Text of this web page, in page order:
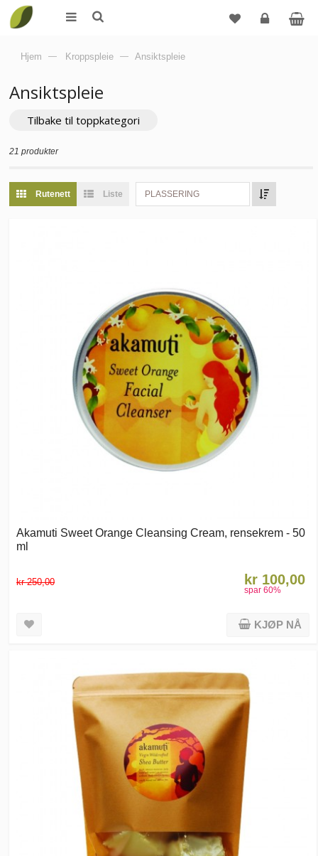
Hjem — Kroppspleie — Ansiktspleie
Ansiktspleie
Tilbake til toppkategori
21 produkter
Rutenett Liste PLASSERING
Akamuti Sweet Orange Cleansing Cream, rensekrem - 50
ml
kr 250,00 kr 100,00
spar 60%
KJØP NÅ